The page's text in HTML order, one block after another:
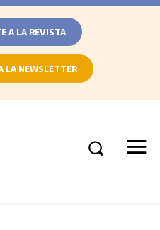
A LA REVISTA
LA NEWSLETTER